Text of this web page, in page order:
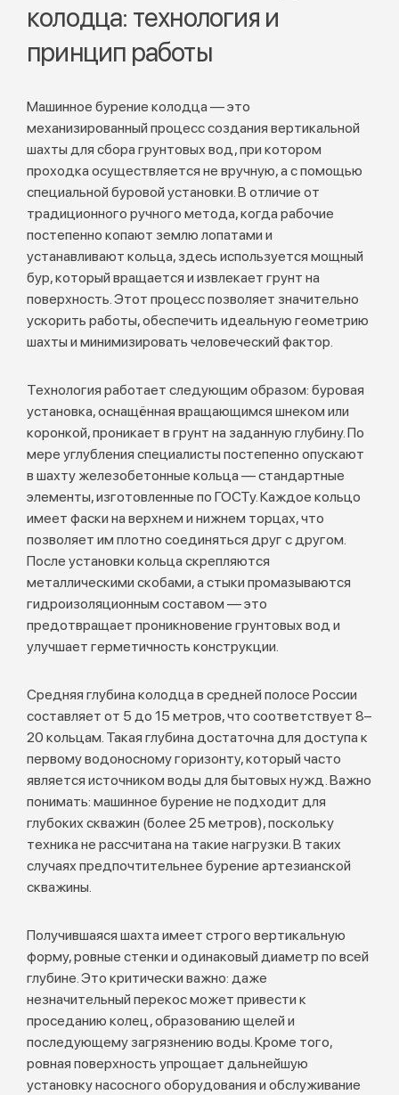
колодца: технология и
принцип работы
Машинное бурение колодца — это
механизированный процесс создания вертикальной
шахты для сбора грунтовых вод, при котором
проходка осуществляется не вручную, а с помощью
специальной буровой установки. В отличие от
традиционного ручного метода, когда рабочие
постепенно копают землю лопатами и
устанавливают кольца, здесь используется мощный
бур, который вращается и извлекает грунт на
поверхность. Этот процесс позволяет значительно
ускорить работы, обеспечить идеальную геометрию
шахты и минимизировать человеческий фактор.
Технология работает следующим образом: буровая
установка, оснащённая вращающимся шнеком или
коронкой, проникает в грунт на заданную глубину. По
мере углубления специалисты постепенно опускают
в шахту железобетонные кольца — стандартные
элементы, изготовленные по ГОСТу. Каждое кольцо
имеет фаски на верхнем и нижнем торцах, что
позволяет им плотно соединяться друг с другом.
После установки кольца скрепляются
металлическими скобами, а стыки промазываются
гидроизоляционным составом — это
предотвращает проникновение грунтовых вод и
улучшает герметичность конструкции.
Средняя глубина колодца в средней полосе России
составляет от 5 до 15 метров, что соответствует 8–
20 кольцам. Такая глубина достаточна для доступа к
первому водоносному горизонту, который часто
является источником воды для бытовых нужд. Важно
понимать: машинное бурение не подходит для
глубоких скважин (более 25 метров), поскольку
техника не рассчитана на такие нагрузки. В таких
случаях предпочтительнее бурение артезианской
скважины.
Получившаяся шахта имеет строго вертикальную
форму, ровные стенки и одинаковый диаметр по всей
глубине. Это критически важно: даже
незначительный перекос может привести к
проседанию колец, образованию щелей и
последующему загрязнению воды. Кроме того,
ровная поверхность упрощает дальнейшую
установку насосного оборудования и обслуживание